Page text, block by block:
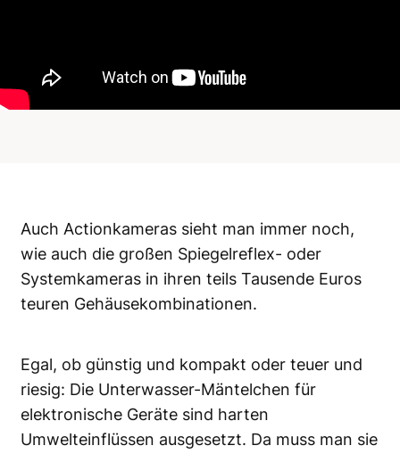
Auch Actionkameras sieht man immer noch,
wie auch die großen Spiegelreflex- oder
Systemkameras in ihren teils Tausende Euros
teuren Gehäusekombinationen.
Egal, ob günstig und kompakt oder teuer und
riesig: Die Unterwasser-Mäntelchen für
elektronische Geräte sind harten
Umwelteinflüssen ausgesetzt. Da muss man sie